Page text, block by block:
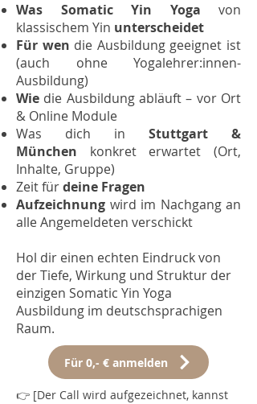
Was Somatic Yin Yoga von
klassischem Yin unterscheidet
Für wen die Ausbildung geeignet ist
(auch ohne Yogalehrer:innen-
Ausbildung)
Wie die Ausbildung abläuft – vor Ort
& Online Module
Was dich in Stuttgart &
München konkret erwartet (Ort,
Inhalte, Gruppe)
Zeit fürdeine Fragen
Aufzeichnung wird im Nachgang an
alle Angemeldeten verschickt
​Hol dir einen echten Eindruck von
der Tiefe, Wirkung und Struktur der
einzigen Somatic Yin Yoga
Ausbildung im deutschsprachigen
Raum.
Für 0,- € anmelden
👉 [Der Call wird aufgezeichnet, kannst